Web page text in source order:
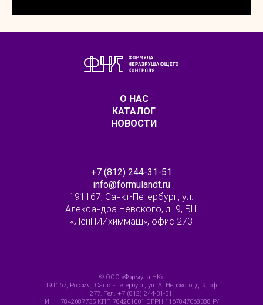
О НАС
КАТАЛОГ
НОВОСТИ
+7 (812) 244-31-51
info@formulandt.ru
191167, Санкт-Петербург, ул.
Александра Невского, д. 9, БЦ
«ЛенНИИхиммаш», офис 273
© ООО «Формула НК»
191167, Россия, Санкт-Петербург, ул. А. Невского, д. 9, оф.
277. Тел. +7 (812) 244-31-51.
ИНН 7842087735 КПП 784201001 ОГРН 1167847068388 Р/